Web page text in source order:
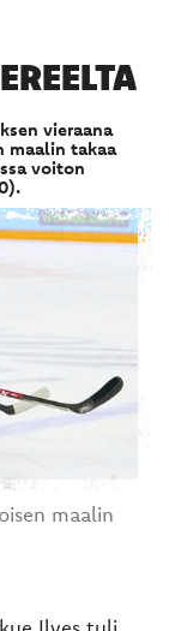
vieraana
maalin takaa
voiton
maalin